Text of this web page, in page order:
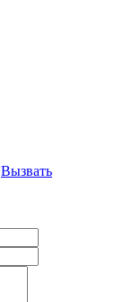
Вызвать